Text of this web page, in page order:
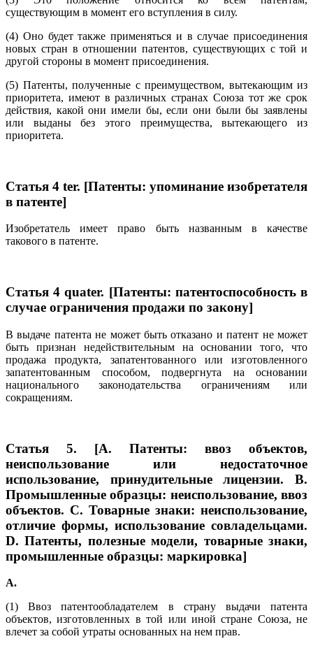
существующим в момент его вступления в силу.
(4) Оно будет также применяться и в случае присоединения
новых стран в отношении патентов, существующих с той и
другой стороны в момент присоединения.
(5) Патенты, полученные с преимуществом, вытекающим из
приоритета, имеют в различных странах Союза тот же срок
действия, какой они имели бы, если они были бы заявлены
или выданы без этого преимущества, вытекающего из
приоритета.
Статья 4 ter. [Патенты: упоминание изобретателя
в патенте]
Изобретатель имеет право быть названным в качестве
такового в патенте.
Статья 4 quater. [Патенты: патентоспособность в
случае ограничения продажи по закону]
В выдаче патента не может быть отказано и патент не может
быть признан недействительным на основании того, что
продажа продукта, запатентованного или изготовленного
запатентованным способом, подвергнута на основании
национального законодательства ограничениям или
сокращениям.
Статья 5. [A. Патенты: ввоз объектов,
неиспользование или недостаточное
использование, принудительные лицензии. B.
Промышленные образцы: неиспользование, ввоз
объектов. C. Товарные знаки: неиспользование,
отличие формы, использование совладельцами.
D. Патенты, полезные модели, товарные знаки,
промышленные образцы: маркировка]
A.
(1) Ввоз патентообладателем в страну выдачи патента
объектов, изготовленных в той или иной стране Союза, не
влечет за собой утраты основанных на нем прав.